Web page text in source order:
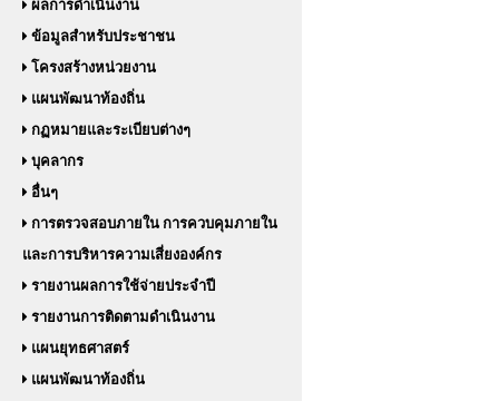
ผลการดำเนินงาน
ข้อมูลสำหรับประชาชน
โครงสร้างหน่วยงาน
แผนพัฒนาท้องถิ่น
กฏหมายและระเบียบต่างๆ
บุคลากร
อื่นๆ
การตรวจสอบภายใน การควบคุมภายใน
และการบริหารความเสี่ยงองค์กร
รายงานผลการใช้จ่ายประจำปี
รายงานการติดตามดำเนินงาน
แผนยุทธศาสตร์
แผนพัฒนาท้องถิ่น